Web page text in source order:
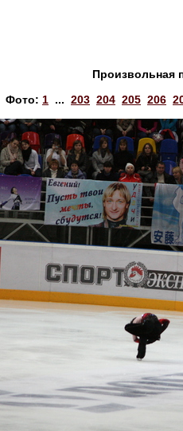
Произвольная
Фото: 1 ... 203 204 205 206